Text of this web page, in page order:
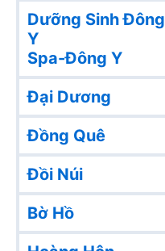
Dưỡng Sinh Đông
Y
Spa-Đông Y
Đại Dương
Đồng Quê
Đồi Núi
Bờ Hồ